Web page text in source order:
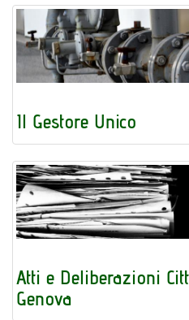
Il Gestore Unico
Atti e Deliberazioni
Genova